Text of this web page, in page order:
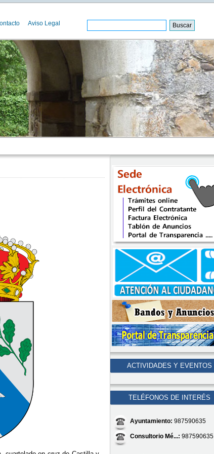
Aviso Legal
ACTIVIDADES Y EVENTOS
TELÉFONOS DE INTERÉS
Ayuntamiento: 987590635
Consultorio Mé...: 987590635